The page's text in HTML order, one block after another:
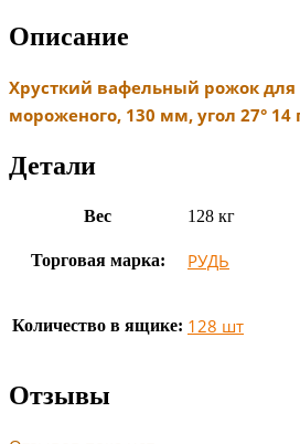
Описание
Хрусткий вафельный рожок для
мороженого, 130 мм, угол 27° 14
Детали
Вес 128 кг
Торговая марка: РУДЬ
Количество в ящике: 128 шт
Отзывы